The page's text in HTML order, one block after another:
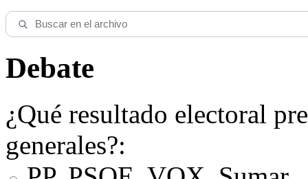
Debate
¿Qué resultado electoral
generales?: